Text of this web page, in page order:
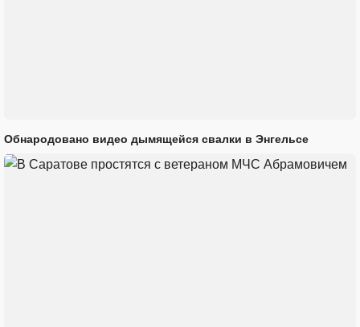
Обнародовано видео дымящейся свалки в Энгельсе